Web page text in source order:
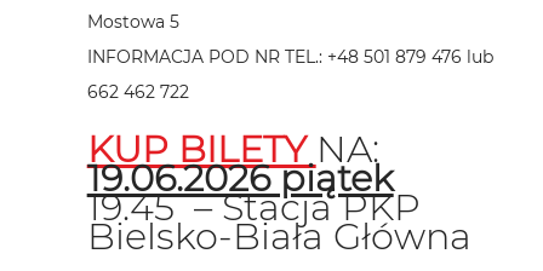
Mostowa 5
INFORMACJA POD NR TEL.: +48 501 879 476 lub
662 462 722
KUP BILETY NA:
19.06.2026 piątek
19.45 – Stacja PKP
Bielsko-Biała Główna